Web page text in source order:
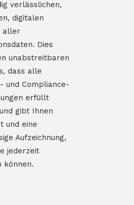
verlässlichen,
digitalen
aller
Dies
unabstreitbaren
dass alle
und Compliance-
erfüllt
gibt Ihnen
und eine
Aufzeichnung,
jederzeit
können.